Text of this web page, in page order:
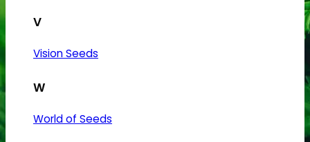
V
Vision Seeds
W
World of Seeds
varianter.
Mulighederne
kan
vælges
varesiden